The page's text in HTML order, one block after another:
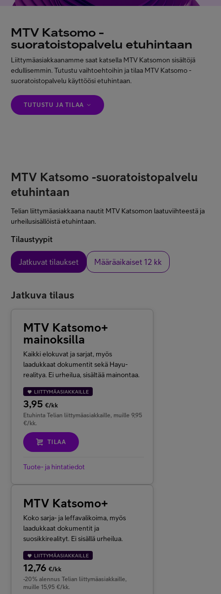
MTV Katsomo -
suoratoistopalvelu etuhintaan
Liittymäasiakkaanamme saat katsella MTV Katsomon sisältöjä
edullisemmin. Tutustu vaihtoehtoihin ja tilaa MTV Katsomo -
suoratoistopalvelu käyttöösi etuhintaan.
TUTUSTU JA TILAA
MTV Katsomo -suoratoistopalvelu
etuhintaan
Telian liittymäasiakkaana nautit MTV Katsomon laatuviihteestä ja
urheilusisällöistä etuhintaan.
Tilaustyypit
Jatkuvat tilaukset Määräaikaiset 12 kk
Jatkuva tilaus
MTV Katsomo+
mainoksilla
Kaikki elokuvat ja sarjat, myös
laadukkaat dokumentit sekä Hayu-
realitya. Ei urheilua, sisältää mainontaa.
LIITTYMÄASIAKKAILLE
3,95 €/kk
Etuhinta Telian liittymäasiakkaille, muille 9,95
€/kk.
TILAA
Tuote- ja hintatiedot
MTV Katsomo+
Koko sarja- ja leffavalikoima, myös
laadukkaat dokumentit ja
suosikkirealityt. Ei sisällä urheilua.
LIITTYMÄASIAKKAILLE
12,76 €/kk
-20% alennus Telian liittymäasiakkaille,
muille 15,95 €/kk.